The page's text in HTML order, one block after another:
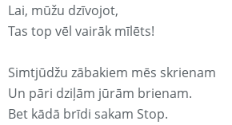
Lai, mūžu dzīvojot,
Tas top vēl vairāk mīlēts!
Simtjūdžu zābakiem mēs skrienam
Un pāri dziļām jūrām brienam.
Bet kādā brīdi sakam Stop.